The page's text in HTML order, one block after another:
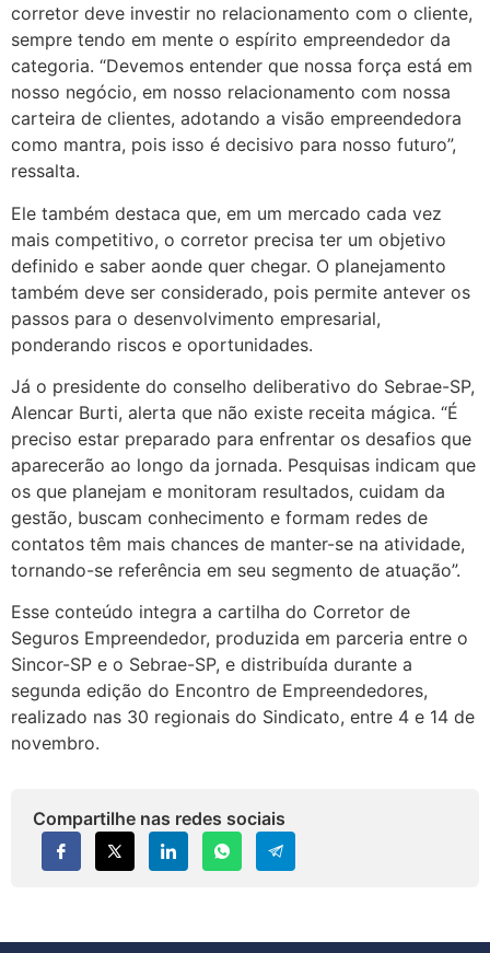
corretor deve investir no relacionamento com o cliente,
sempre tendo em mente o espírito empreendedor da
categoria. “Devemos entender que nossa força está em
nosso negócio, em nosso relacionamento com nossa
carteira de clientes, adotando a visão empreendedora
como mantra, pois isso é decisivo para nosso futuro”,
ressalta.
Ele também destaca que, em um mercado cada vez
mais competitivo, o corretor precisa ter um objetivo
definido e saber aonde quer chegar. O planejamento
também deve ser considerado, pois permite antever os
passos para o desenvolvimento empresarial,
ponderando riscos e oportunidades.
Já o presidente do conselho deliberativo do Sebrae-SP,
Alencar Burti, alerta que não existe receita mágica. “É
preciso estar preparado para enfrentar os desafios que
aparecerão ao longo da jornada. Pesquisas indicam que
os que planejam e monitoram resultados, cuidam da
gestão, buscam conhecimento e formam redes de
contatos têm mais chances de manter-se na atividade,
tornando-se referência em seu segmento de atuação”.
Esse conteúdo integra a cartilha do Corretor de
Seguros Empreendedor, produzida em parceria entre o
Sincor-SP e o Sebrae-SP, e distribuída durante a
segunda edição do Encontro de Empreendedores,
realizado nas 30 regionais do Sindicato, entre 4 e 14 de
novembro.
Compartilhe nas redes sociais